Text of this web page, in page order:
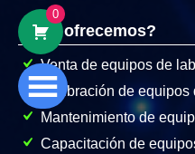
0
¿Que ofrecemos?
Venta de equipos de
Calibración de equipos
Mantenimiento de
Capacitación de